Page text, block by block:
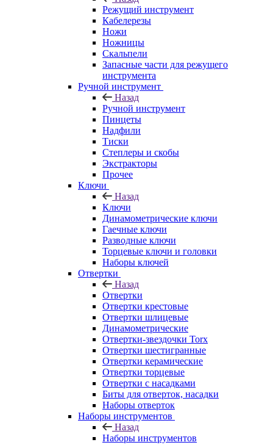
Режущий инструмент
Кабелерезы
Ножи
Ножницы
Скальпели
Запасные части для режущего
инструмента
Ручной инструмент
Назад
Ручной инструмент
Пинцеты
Надфили
Тиски
Степлеры и скобы
Экстракторы
Прочее
Ключи
Назад
Ключи
Динамометрические ключи
Гаечные ключи
Разводные ключи
Торцевые ключи и головки
Наборы ключей
Отвертки
Назад
Отвертки
Отвертки крестовые
Отвертки шлицевые
Динамометрические
Отвертки-звездочки Torx
Отвертки шестигранные
Отвертки керамические
Отвертки торцевые
Отвертки с насадками
Биты для отверток, насадки
Наборы отверток
Наборы инструментов
Назад
Наборы инструментов